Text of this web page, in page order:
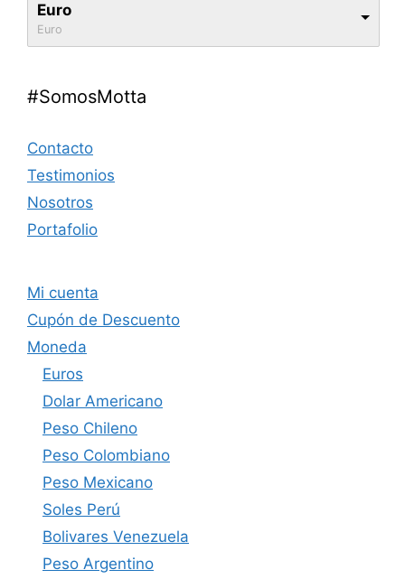
Euro
Euro
#SomosMotta
Contacto
Testimonios
Nosotros
Portafolio
Mi cuenta
Cupón de Descuento
Moneda
Euros
Dolar Americano
Peso Chileno
Peso Colombiano
Peso Mexicano
Soles Perú
Bolivares Venezuela
Peso Argentino